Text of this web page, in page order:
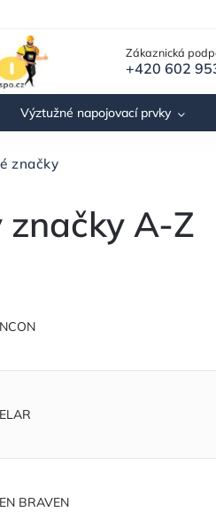
Zákaznická
+420 602
Výztužné napojovací prvky
značky
značky A-Z
BRAVEN